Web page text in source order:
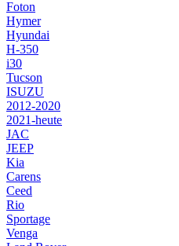
Foton
Hymer
Hyundai
H-350
i30
Tucson
ISUZU
2012-2020
2021-heute
JAC
JEEP
Kia
Carens
Ceed
Rio
Sportage
Venga